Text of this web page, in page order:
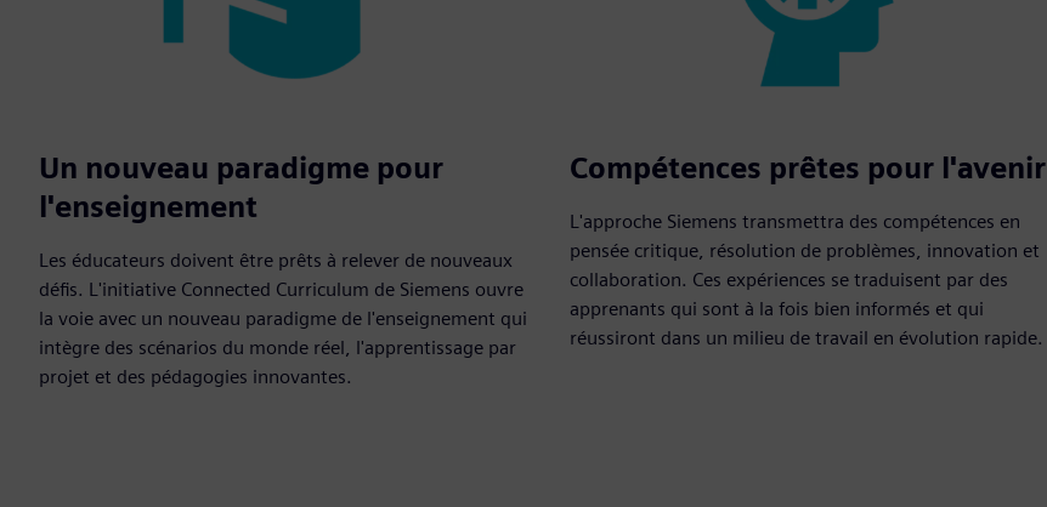
Un nouveau paradigme pour
l'enseignement
Les éducateurs doivent être prêts à relever de nouveaux
défis. L'initiative Connected Curriculum de Siemens ouvre
la voie avec un nouveau paradigme de l'enseignement qui
intègre des scénarios du monde réel, l'apprentissage par
projet et des pédagogies innovantes.
Compétences prêtes pour l'avenir
L'approche Siemens transmettra des compétences en
pensée critique, résolution de problèmes, innovation et
collaboration. Ces expériences se traduisent par des
apprenants qui sont à la fois bien informés et qui
réussiront dans un milieu de travail en évolution rapide.